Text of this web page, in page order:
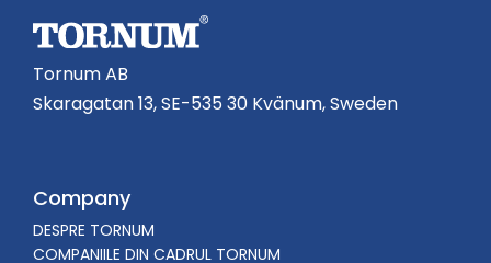
Tornum AB
Skaragatan 13, SE-535 30 Kvänum, Sweden
Company
DESPRE TORNUM
COMPANIILE DIN CADRUL TORNUM